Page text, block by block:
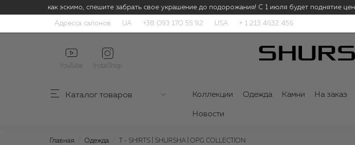
Цены тают как эскимо, спешите забрать свое украшение до подорожания! С 1 июля будет поднятие цен.
Адресса салонов UA +38 093 170 55 92 USA + 1 213 4632 456
YouTube InstaShop
Каталогтоваров Коллекции Одежда Камни На заказ
Новости
Главная Одежда T - SHIRTS | SHURSHA | OPG COLLECTION